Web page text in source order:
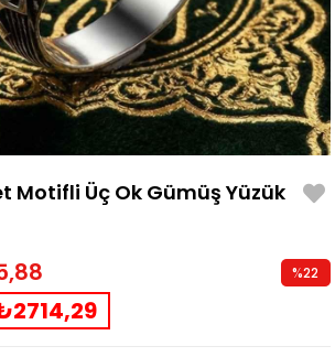
Motifli Üç Ok Gümüş Yüzük
%22